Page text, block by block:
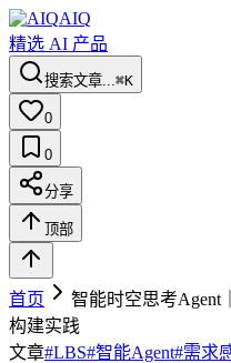
AIQ
精选 AI 产品
搜索文章...⌘K
0
0
分享
顶部
首页
智能时空思考Agent
构建实践
文章#LBS#智能Agent#需求